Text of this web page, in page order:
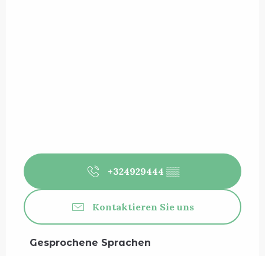
+324929444 ▒▒
Kontaktieren Sie uns
Gesprochene Sprachen
Gesprochene Sprachen